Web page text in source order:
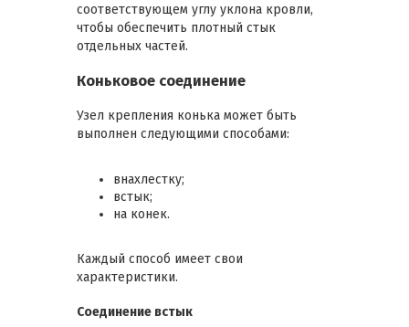
соответствующем углу уклона кровли,
чтобы обеспечить плотный стык
отдельных частей.
Коньковое соединение
Узел крепления конька может быть
выполнен следующими способами:
внахлестку;
встык;
на конек.
Каждый способ имеет свои
характеристики.
Соединение встык